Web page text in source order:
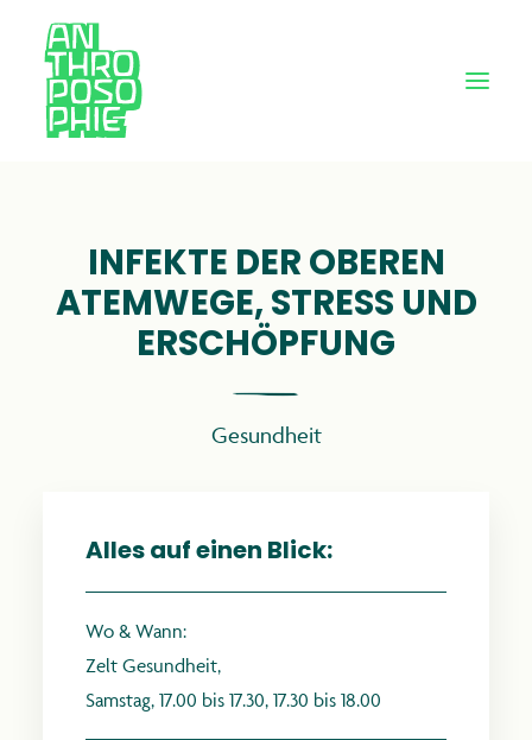
anthroposophie.de
INFEKTE DER OBEREN
ATEMWEGE, STRESS UND
ERSCHÖPFUNG
Gesundheit
Alles auf einen Blick:
Wo & Wann:
Zelt Gesundheit,
Samstag, 17.00 bis 17.30, 17.30 bis 18.00